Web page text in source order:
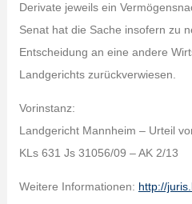
Derivate jeweils ein
Senat hat die Sache insofern zu
Entscheidung an eine andere
Landgerichts zurückverwiesen.
Vorinstanz:
Landgericht Mannheim – Urteil
KLs 631 Js 31056/09 – AK 2/13
Weitere Informationen: http://